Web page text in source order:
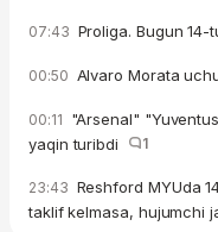
07:43 Proliga. Bugun
00:50 Alvaro Morata
00:11 "Arsenal"
yaqin turibdi
1
23:43 Reshford MYUda
taklif kelmasa, hujumchi